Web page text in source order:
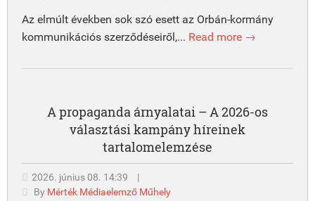
Az elmúlt években sok szó esett az Orbán-kormány
kommunikációs szerződéseiről,... Read more →
A propaganda árnyalatai – A 2026-os
választási kampány híreinek
tartalomelemzése
2026. június 08. 14:39
|
By Mérték Médiaelemző Műhely